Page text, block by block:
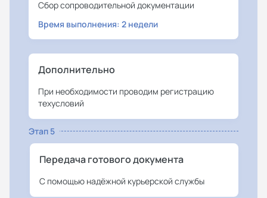
Сбор сопроводительной документации
Время выполнения: 2 недели
Дополнительно
При необходимости проводим регистрацию
техусловий
Этап 5
Передача готового документа
С помощью надёжной курьерской службы